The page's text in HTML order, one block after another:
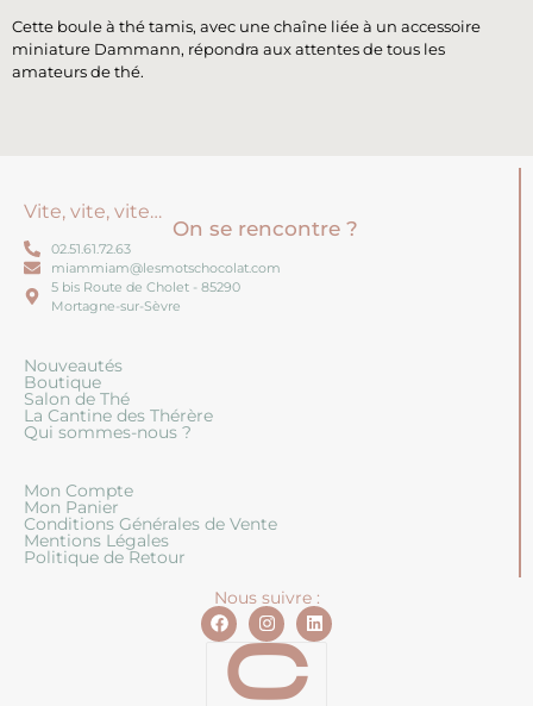
Cette boule à thé tamis, avec une chaîne liée à un accessoire
miniature Dammann, répondra aux attentes de tous les
amateurs de thé.
Vite, vite, vite…
On se rencontre ?
02.51.61.72.63
miammiam@lesmotschocolat.com
5 bis Route de Cholet - 85290
Mortagne-sur-Sèvre
Nouveautés
Boutique
Salon de Thé
La Cantine des Thérère
Qui sommes-nous ?
Mon Compte
Mon Panier
Conditions Générales de Vente
Mentions Légales
Politique de Retour
Nous suivre :